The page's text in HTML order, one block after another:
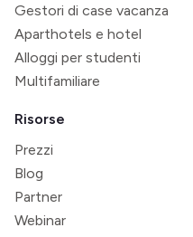
Gestori di case vacanza
Aparthotels e hotel
Alloggi per studenti
Multifamiliare
Risorse
Prezzi
Blog
Partner
Webinar